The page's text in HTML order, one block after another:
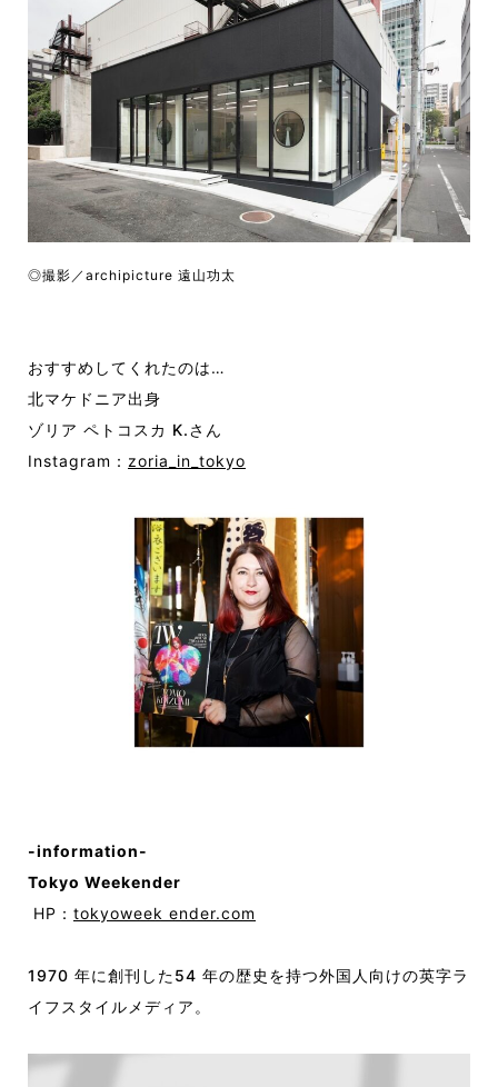
◎撮影／archipicture 遠山功太
おすすめしてくれたのは…
北マケドニア出身
ゾリア ペトコスカ K.さん
Instagram： zoria_in_tokyo
-information-
Tokyo Weekender
HP： tokyoweek ender.com
1970 年に創刊した54 年の歴史を持つ外国人向けの英字ラ
イフスタイルメディア。